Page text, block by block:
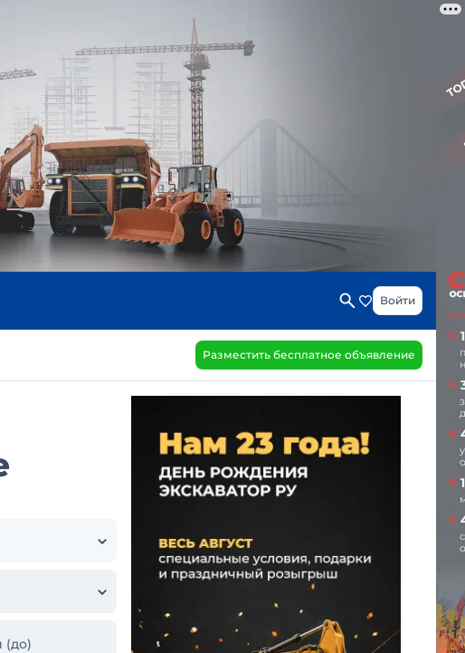
Войти
Разместить бесплатное объявление
(до)